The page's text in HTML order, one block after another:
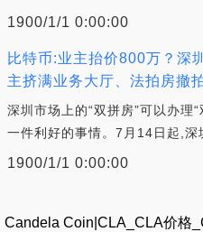
1900/1/1 0:00:00
比特币:业主抬价800万？深
主挤满业务大厅、法拍房撤
深圳市场上的“双拼房”可以办理
一件利好的事情。7月14日起,深
1900/1/1 0:00:00
Candela Coin|CLA_CLA价格